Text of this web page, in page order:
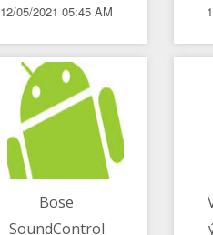
chơi game cầm
tay, dùng SoC
mới không phải
A hay M series
12/05/2021 05:45 AM
Bose
SoundControl